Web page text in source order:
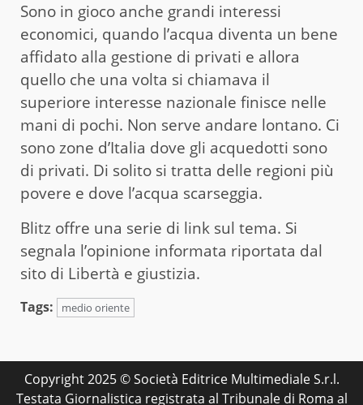
Sono in gioco anche grandi interessi
economici, quando l’acqua diventa un bene
affidato alla gestione di privati e allora
quello che una volta si chiamava il
superiore interesse nazionale finisce nelle
mani di pochi. Non serve andare lontano. Ci
sono zone d’Italia dove gli acquedotti sono
di privati. Di solito si tratta delle regioni più
povere e dove l’acqua scarseggia.
Blitz offre una serie di link sul tema. Si
segnala l’opinione informata riportata dal
sito di Libertà e giustizia.
Tags: medio oriente
Copyright 2025 © Società Editrice Multimediale S.r.l.
Testata Giornalistica registrata al Tribunale di Roma al